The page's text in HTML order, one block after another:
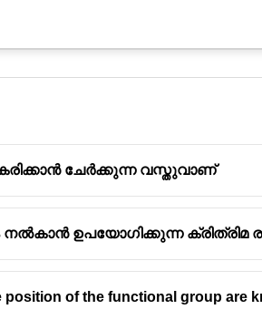
ചേർക്കുന്ന വസ്തുവാണ്
നൽകാൻ ഉപയോഗിക്കുന്ന
position of the functional group are